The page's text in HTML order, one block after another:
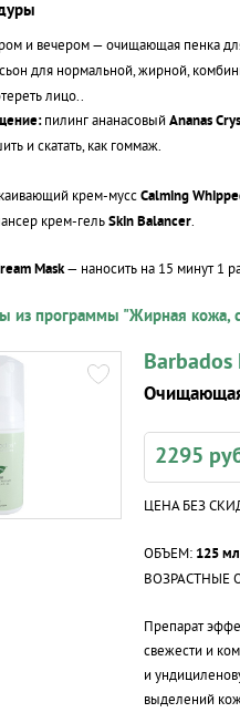
и вечером — очищающая пенка
для нормальной, жирной,
лицо..
пилинг ананасовый Ananas
и скатать, как гоммаж.
крем-мусс Calming
крем-гель Skin Balancer.
Mask— наносить на 15 минут 1
из программы "Жирная кожа,
Barbados
2295
ЦЕНА БЕЗ
ОБЪЕМ: 125 мл
ВОЗРАСТНЫЕ
Препарат
свежести и
и
выделений